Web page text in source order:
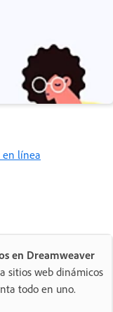
en línea
en Dreamweaver
sitios web dinámicos
todo en uno.